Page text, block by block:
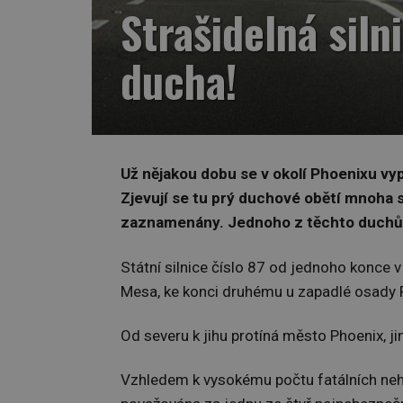
Strašidelná
ducha!
Už nějakou dobu se v okolí Phoenixu
Zjevují se tu prý duchové obětí
zaznamenány. Jednoho z těchto
Státní silnice číslo 87 od jednoho konce
Mesa, ke konci druhému u zapadlé
Od severu k jihu protíná město Phoenix,
Vzhledem k vysokému počtu fatálních